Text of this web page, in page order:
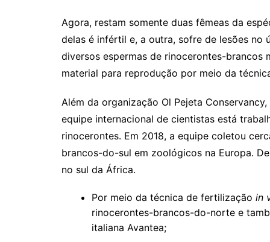
Agora, restam somente duas fêmeas da
delas é infértil e, a outra, sofre de lesões no
diversos espermas de rinocerontes-brancos
material para reprodução por meio da
Além da organização Ol Pejeta
equipe internacional de cientistas está
rinocerontes. Em 2018, a equipe coletou
brancos-do-sul em zoológicos na Europa.
no sul da África.
Por meio da técnica de fertilização in
rinocerontes-brancos-do-norte e
italiana Avantea;